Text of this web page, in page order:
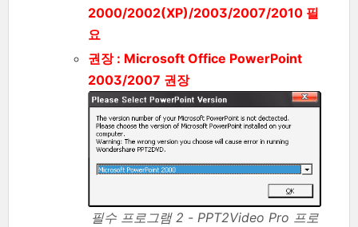
2000/2002(XP)/2003/2007/2010 필
요
권장 : Microsoft Office PowerPoint
2003/2007 권장
필수 프로그램 2 - PPT2Video Pro 프로